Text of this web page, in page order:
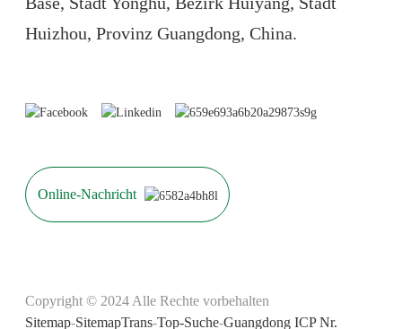
Huizhou, Provinz Guangdong, China.
Online-Nachricht
Copyright © 2024 Alle Rechte vorbehalten
Sitemap-SitemapTrans-Top-Suche-Guangdong ICP Nr.